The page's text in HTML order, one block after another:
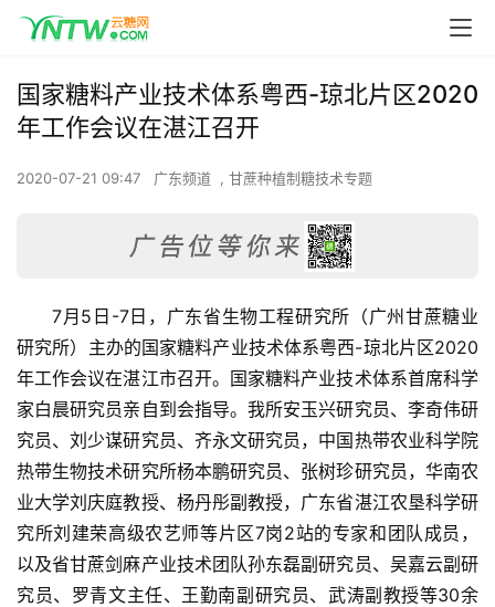
国家糖料产业技术体系粤西-琼北片区2020
年工作会议在湛江召开
2020-07-21 09:47 广东频道 , 甘蔗种植制糖技术专题
7月5日-7日，广东省生物工程研究所（广州甘蔗糖业
研究所）主办的国家糖料产业技术体系粤西-琼北片区2020
年工作会议在湛江市召开。国家糖料产业技术体系首席科学
家白晨研究员亲自到会指导。我所安玉兴研究员、李奇伟研
究员、刘少谋研究员、齐永文研究员，中国热带农业科学院
热带生物技术研究所杨本鹏研究员、张树珍研究员，华南农
业大学刘庆庭教授、杨丹彤副教授，广东省湛江农垦科学研
究所刘建荣高级农艺师等片区7岗2站的专家和团队成员，
以及省甘蔗剑麻产业技术团队孙东磊副研究员、吴嘉云副研
究员、罗青文主任、王勤南副研究员、武涛副教授等30余